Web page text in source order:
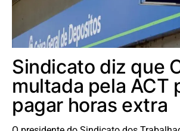
Sindicato diz que
multada pela ACT
pagar horas extra